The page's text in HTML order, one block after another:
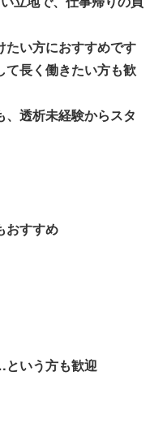
い方におすすめです
長く働きたい方も歓
透析未経験からスタ
おすすめ
いう方も歓迎